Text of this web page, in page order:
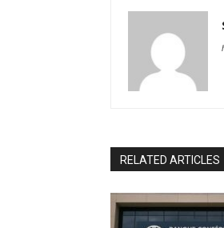
RELATED ARTICLES